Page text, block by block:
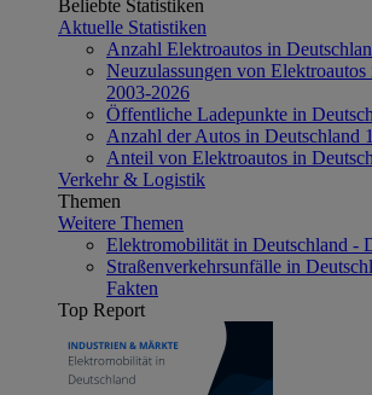
Beliebte Statistiken
Aktuelle Statistiken
Anzahl Elektroautos in
Neuzulassungen von
2003-2026
Öffentliche Ladepunkte in
Anzahl der Autos in Deutschland
Anteil von Elektroautos in
Verkehr & Logistik
Themen
Weitere Themen
Elektromobilität in Deutschland -
Straßenverkehrsunfälle in
Fakten
Top Report